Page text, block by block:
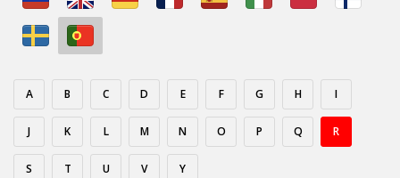
A B C D E F G H I
J K L M N O P Q R
S T U V Y